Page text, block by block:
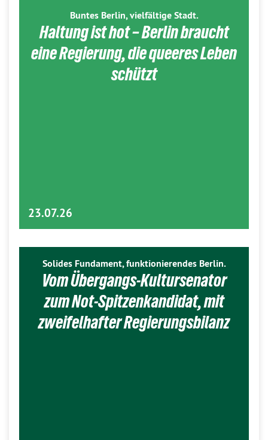
Buntes Berlin, vielfältige Stadt.
Haltung ist hot – Berlin braucht
eine Regierung, die queeres Leben
schützt
23.07.26
Solides Fundament, funktionierendes Berlin.
Vom Übergangs-Kultursenator
zum Not-Spitzenkandidat, mit
zweifelhafter Regierungsbilanz